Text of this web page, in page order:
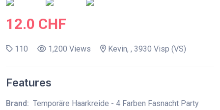
12.0 CHF
110 1,200 Views Kevin, , 3930 Visp (VS)
Features
Brand: Temporäre Haarkreide - 4 Farben Fasnacht Party